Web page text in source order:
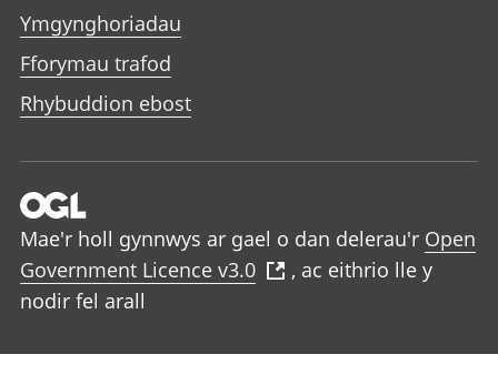
Ymgynghoriadau
Fforymau trafod
Rhybuddion ebost
Mae'r holl gynnwys ar gael o dan delerau'r Open
Government Licence v3.0
, ac eithrio lle y
nodir fel arall